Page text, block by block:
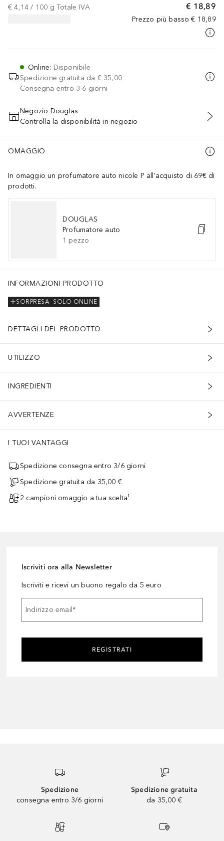
€ 18,89
Prezzo più basso € 18,89
€ 4,14 / 100 g Totale IVA
Online: Disponibile
Spedizione gratuita da € 35,00
Consegna entro 3-6 giorni
AGGIUNGI AL CARRELLO
Negozio Douglas
Controlla la disponibilità in negozio
OMAGGIO
In omaggio un profumatore auto nicole P all'acquisto di 69€ di
prodotti.
DOUGLAS
Profumatore auto
1 pezzo
INFORMAZIONI PRODOTTO
SOLO ONLINE
SORPRESA
DETTAGLI DEL PRODOTTO
UTILIZZO
INGREDIENTI
AVVERTENZE
I TUOI VANTAGGI
Spedizione consegna entro 3/6 giorni
Spedizione gratuita da 35,00 €
2 campioni omaggio a tua scelta¹
Iscriviti ora alla Newsletter
Iscriviti e ricevi un buono regalo da 5 euro
Indirizzo email*
REGISTRATI
Spedizione
consegna entro 3/6 giorni
Spedizione gratuita
da 35,00 €